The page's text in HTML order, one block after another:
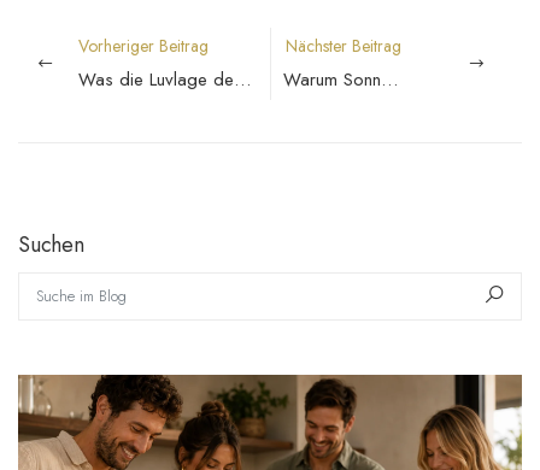
Vorheriger Beitrag
Was die Luvlage des Haardtgebirges für unsere Weinberge bedeutet
Nächster Beitrag
Warum Sonnenstunden im Weinbau entscheidend sind
Suchen
Suche im Blog